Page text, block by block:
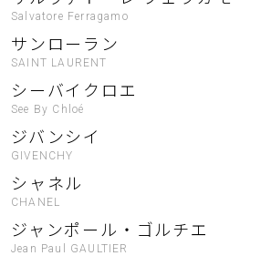
Salvatore Ferragamo
サンローラン
SAINT LAURENT
シーバイクロエ
See By Chloé
ジバンシイ
GIVENCHY
シャネル
CHANEL
ジャンポール・ゴルチエ
Jean Paul GAULTIER